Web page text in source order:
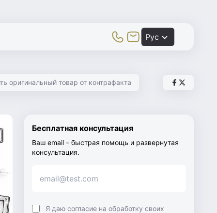
Toggle Mobile Menu
Рус
оригинальный товар от контрафакта Поделиться
Бесплатная консультация
Ваш email – быстрая помощь и развернутая
консультация.
Я даю согласие на обработку своих